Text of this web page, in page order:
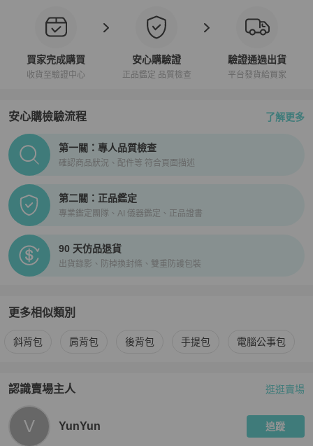
買家完成購買
收貨至驗證中心
安心購驗證
正品鑑定 品質檢查
驗證通過出貨
平台發貨給買家
安心購檢驗流程 了解更多
PopChill拍拍圈正品驗證、安心購檢驗流程介紹
第一關：專人品質檢查
確認商品狀況、配件等 符合頁面描述
第二關：正品鑑定
專業鑑定團隊、AI 儀器鑑定、正品證書
90 天仿品退貨
出貨錄影、防掉換封條、雙重防護包裝
更多相似類別
更多Porter 男包相似商品推薦
斜背包 肩背包 後背包 手提包 電腦公事包
認識賣場主人
PopChill 拍拍圈嚴選賣家
逛逛賣場
V YunYun 追蹤